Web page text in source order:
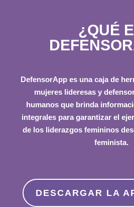
¿QUÉ
DefensorApp es una caja de
mujeres lideresas y
humanos que brinda
integrales para garantizar el
de los liderazgos femininos
feminista.
DESCARGAR LA